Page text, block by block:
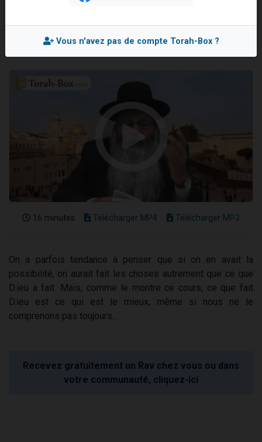
30 personnes viennent de faire un don pour Sauvez la jambe de Yohan
Il reste 49 places pour étudier en groupe sur Zoom
Rav Eliahou UZAN
16 minutes Télécharger MP4 Télécharger MP3
On a parfois tendance à penser que si on en avait la
possibilité, on aurait fait les choses autrement que ce que
D.ieu a fait. Mais, comme le montre ce cours, ce que fait
D.ieu est ce qui est le mieux, même si nous ne le
comprenons pas toujours...
Recevez gratuitement un Rav chez vous ou dans
votre communauté, cliquez-ici
Vous n'avez pas de compte Torah-Box ?